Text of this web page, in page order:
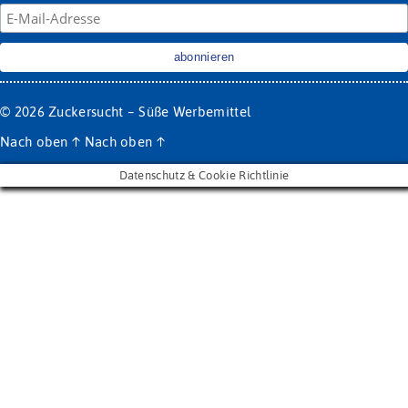
© 2026 Zuckersucht – Süße Werbemittel
Nach oben↑ Nach oben ↑
Datenschutz & Cookie Richtlinie